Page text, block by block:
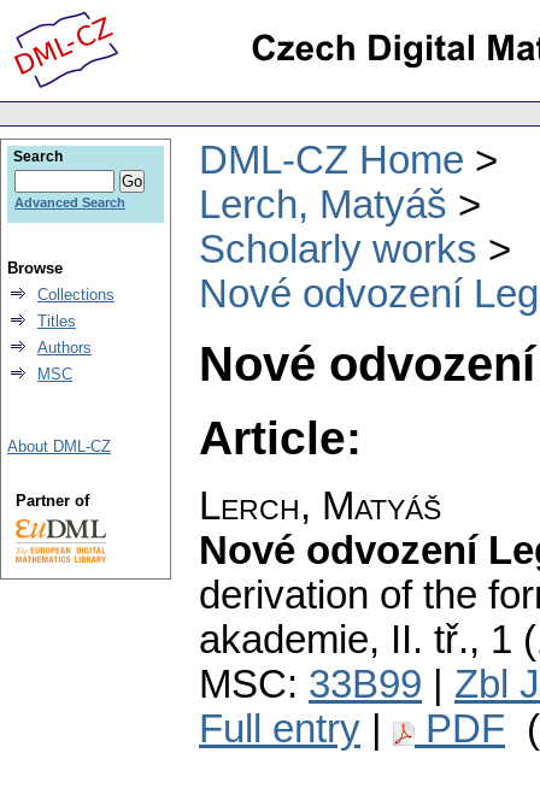
DML-CZ Home
Lerch, Matyáš
Scholarly works
Nové odvození
Nové
Article:
Lerch, Matyáš
Nové odvození
derivation of the
akademie, II. tř., 1
MSC: 33B99
Zbl
Full entry
PDF
Search
Advanced Search
Browse
Collections
Titles
Authors
MSC
About DML-CZ
Partner of